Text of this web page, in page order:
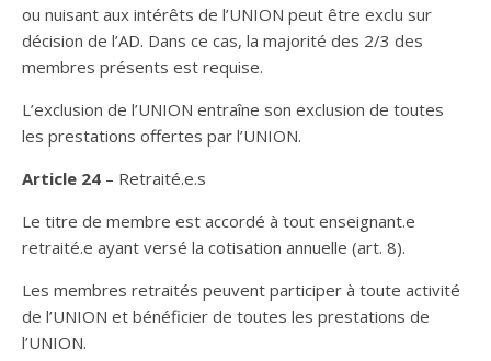
ou nuisant aux intérêts de l’UNION peut être exclu sur
décision de l’AD. Dans ce cas, la majorité des 2/3 des
membres présents est requise.
L’exclusion de l’UNION entraîne son exclusion de toutes
les prestations offertes par l’UNION.
Article 24 – Retraité.e.s
Le titre de membre est accordé à tout enseignant.e
retraité.e ayant versé la cotisation annuelle (art. 8).
Les membres retraités peuvent participer à toute activité
de l’UNION et bénéficier de toutes les prestations de
l’UNION.